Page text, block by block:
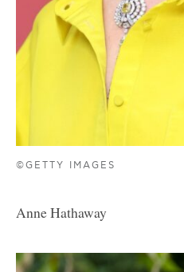
©GETTY IMAGES
Anne Hathaway